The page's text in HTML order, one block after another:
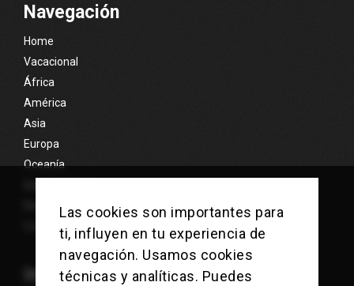
Navegación
Home
Vacacional
África
América
Asia
Europa
Oceanía
Nosotros
Contacto
Información
Las cookies son importantes para
ti, influyen en tu experiencia de
navegación. Usamos cookies
técnicas y analíticas. Puedes